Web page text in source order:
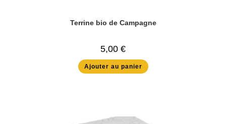
Terrine bio de Campagne
5,00 €
Ajouter au panier